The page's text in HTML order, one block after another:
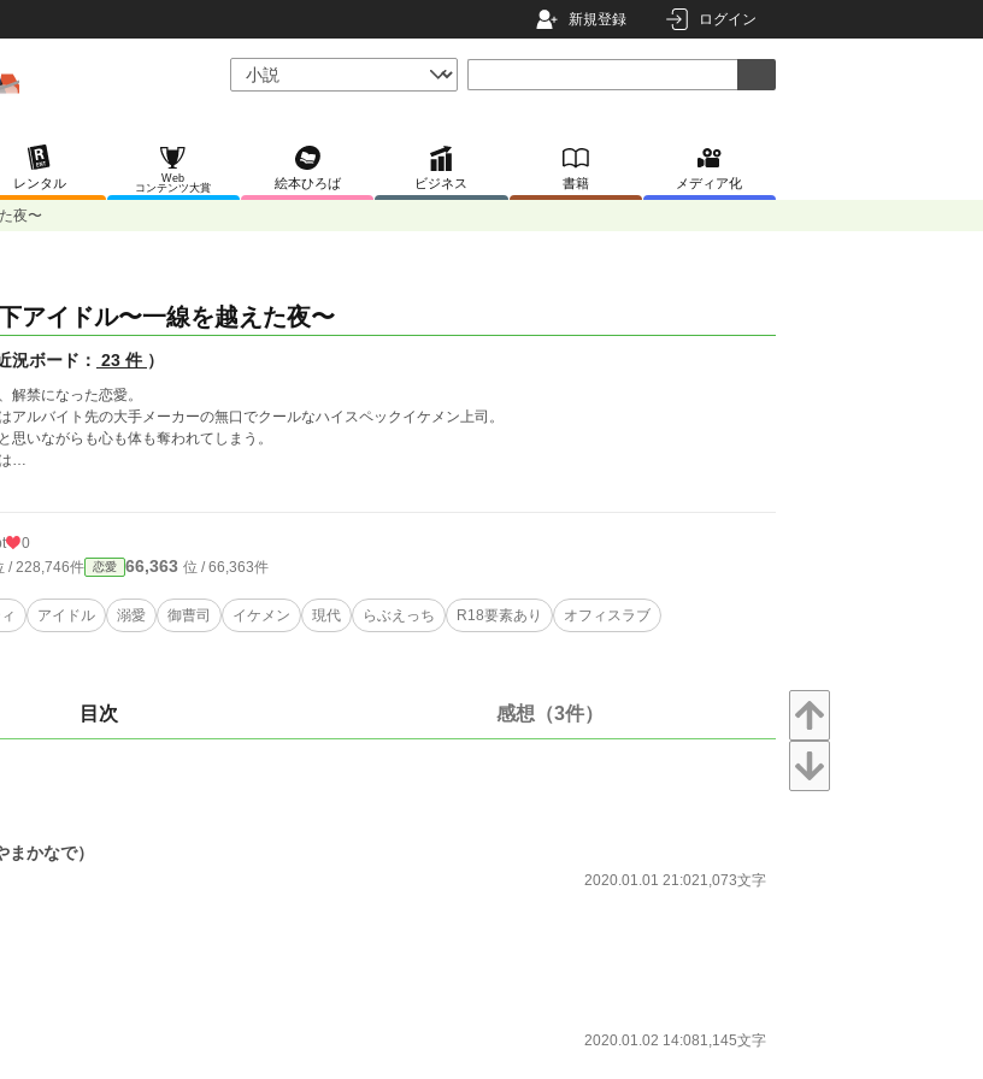
新規登録 ログイン
レンタル
Web
コンテンツ大賞
絵本ひろば ビジネス 書籍 メディア化
夜〜
アイドル〜一線を越えた夜〜
況ボード： 23 件 ）
解禁になった恋愛。
アルバイト先の大手メーカーの無口でクールなハイスペックイケメン上司。
思いながらも心も体も奪われてしまう。
…
0
/ 228,746件 恋愛 66,363 位 / 66,363件
アイドル 溺愛 御曹司 イケメン 現代 らぶえっち R18要素あり オフィスラブ
目次 感想（3件）
かなで）
2020.01.01 21:021,073文字
2020.01.02 14:081,145文字